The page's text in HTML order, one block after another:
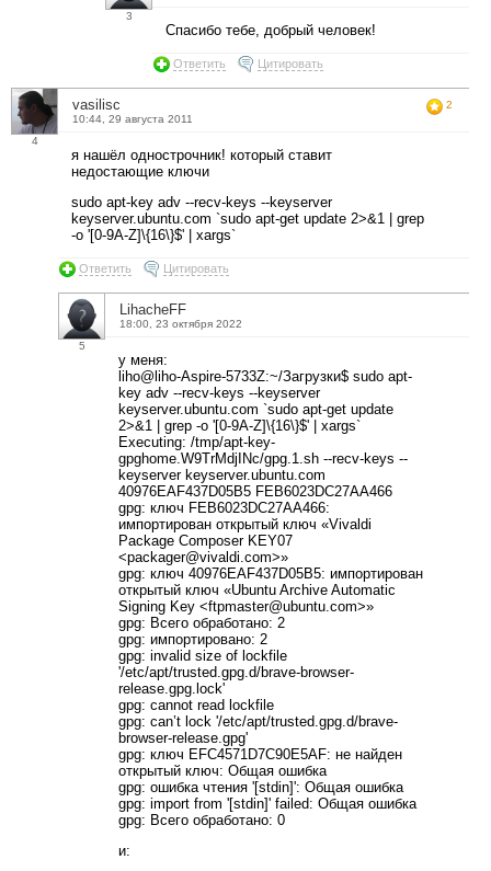
3
Спасибо тебе, добрый человек!
Ответить Цитировать
4
vasilisc
10:44, 29 августа 2011
2
я нашёл однострочник! который ставит
недостающие ключи
sudo apt-key adv --recv-keys --keyserver
keyserver.ubuntu.com `sudo apt-get update 2>&1 | grep
-o '[0-9A-Z]\{16\}$' | xargs`
Ответить Цитировать
5
LihacheFF
18:00, 23 октября 2022
у меня:
liho@liho-Aspire-5733Z:~/Загрузки$ sudo apt-
key adv --recv-keys --keyserver
keyserver.ubuntu.com `sudo apt-get update
2>&1 | grep -o '[0-9A-Z]\{16\}$' | xargs`
Executing: /tmp/apt-key-
gpghome.W9TrMdjINc/gpg.1.sh --recv-keys --
keyserver keyserver.ubuntu.com
40976EAF437D05B5 FEB6023DC27AA466
gpg: ключ FEB6023DC27AA466:
импортирован открытый ключ «Vivaldi
Package Composer KEY07
<packager@vivaldi.com>»
gpg: ключ 40976EAF437D05B5: импортирован
открытый ключ «Ubuntu Archive Automatic
Signing Key <ftpmaster@ubuntu.com>»
gpg: Всего обработано: 2
gpg: импортировано: 2
gpg: invalid size of lockfile
'/etc/apt/trusted.gpg.d/brave-browser-
release.gpg.lock'
gpg: cannot read lockfile
gpg: can’t lock '/etc/apt/trusted.gpg.d/brave-
browser-release.gpg'
gpg: ключ EFC4571D7C90E5AF: не найден
открытый ключ: Общая ошибка
gpg: ошибка чтения '[stdin]': Общая ошибка
gpg: import from '[stdin]' failed: Общая ошибка
gpg: Всего обработано: 0
и: